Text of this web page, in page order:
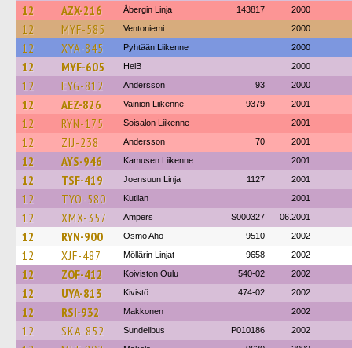
12 AZX-216 Åbergin Linja 143817 2000
12 MYF-585 Ventoniemi 2000
12 XYA-845 Pyhtään Liikenne 2000
12 MYF-605 HelB 2000
12 EYG-812 Andersson 93 2000
12 AEZ-826 Vainion Liikenne 9379 2001
12 RYN-175 Soisalon Liikenne 2001
12 ZIJ-238 Andersson 70 2001
12 AYS-946 Kamusen Liikenne 2001
12 TSF-419 Joensuun Linja 1127 2001
12 TYO-580 Kutilan 2001
12 XMX-357 Ampers S000327 06.2001
12 RYN-900 Osmo Aho 9510 2002
12 XJF-487 Möllärin Linjat 9658 2002
12 ZOF-412 Koiviston Oulu 540-02 2002
12 UYA-813 Kivistö 474-02 2002
12 RSI-932 Makkonen 2002
12 SKA-852 Sundellbus P010186 2002